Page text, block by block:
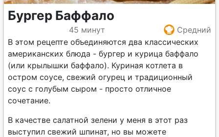
Бургер Баффало
45 минут
Средний
В этом рецепте объединяются два классических
американских блюда - бургер и курица баффало
(или крылышки баффало). Куриная котлета в
остром соусе, свежий огурец и традиционный
соус с голубым сыром - просто отличное
сочетание.
В качестве салатной зелени у меня в этот раз
выступил свежий шпинат, но вы можете